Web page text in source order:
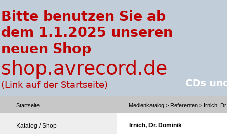
Startseite Medienkatalog > Referenten > Irnich,
Katalog / Shop Irnich, Dr. Dominik